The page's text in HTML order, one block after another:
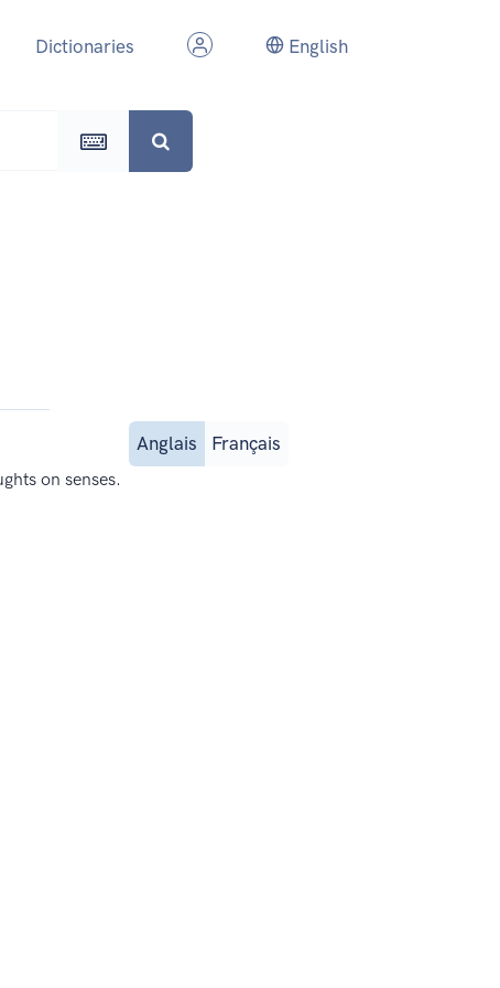
Dictionaries English
Anglais Français
on senses.